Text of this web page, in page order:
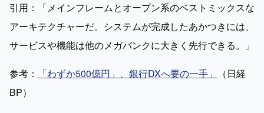
引用：「メインフレームとオープン系のベストミックスな
アーキテクチャーだ。システムが完成したあかつきには、
サービスや機能は他のメガバンクに大きく先行できる。」
参考： 「わずか500億円」、銀行DXへ要の一手」
（日経
BP）